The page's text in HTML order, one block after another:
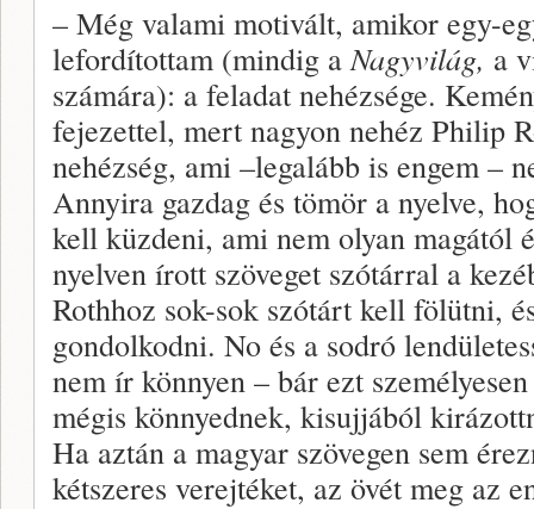
– Még valami motivált, amikor egy-
lefordítottam (mindig aNagyvilág, a
számára): a feladat nehézsége.
fejezettel, mert nagyon nehéz Philip
nehézség, ami –legalább is engem –
Annyira gazdag és tömör a nyelve,
kell küzdeni, ami nem olyan magától
nyelven írott szöveget szótárral a
Rothhoz sok-sok szótárt kell fölütni,
gondolkodni. No és a sodró
nem ír könnyen – bár ezt
mégis könnyednek, kisujjából
Ha aztán a magyar szövegen sem
kétszeres verejtéket, az övét meg az